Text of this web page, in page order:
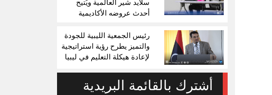
سلايد شير العالمية ويُتيح
أحدث عروضه الأكاديمية
رئيس الجمعية الليبية للجودة
والتميز يطرح رؤية استراتيجية
لإعادة هيكلة التعليم في ليبيا
أشترك بالقائمة البريدية